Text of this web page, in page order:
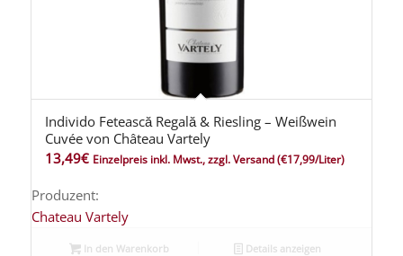
Individo Fetească Regală & Riesling – Weißwein
Cuvée von Château Vartely
13,49€ Einzelpreis inkl. Mwst., zzgl. Versand(€17,99/Liter)
Produzent:
Chateau Vartely
In den Warenkorb Details anzeigen